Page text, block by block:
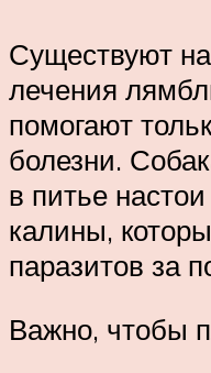
Существуют
лечения
помогают
болезни.
в питье
калины,
паразитов за
Важно, чтобы